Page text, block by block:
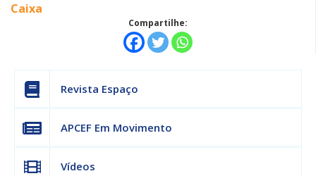
Caixa
Compartilhe:
Revista Espaço
APCEF Em Movimento
Vídeos